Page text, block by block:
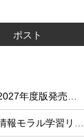
ポスト
小中高向け「フォーサイト手帳」2027年度版発売、無料サンプル受付
全国学テのCSVレイアウト公開、情報モラル学習リンク集…教育業界ニュースまとめ読み